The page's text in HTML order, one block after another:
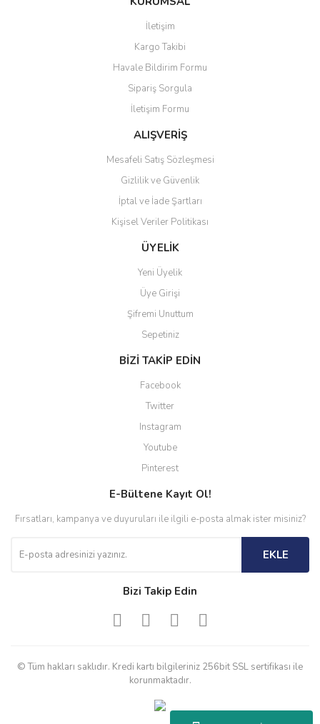
Ürün resmi kalitesiz, bozuk veya görüntülenemiyor.
Ürün açıklamasında eksik bilgiler bulunuyor.
Ürün bilgilerinde hatalar bulunuyor.
Ürün fiyatı diğer sitelerden daha pahalı.
Bu ürüne benzer farklı alternatifler olmalı.
Gönder
İletişim
Kargo Takibi
Havale Bildirim Formu
Sipariş Sorgula
İletişim Formu
ALIŞVERİŞ
Mesafeli Satış Sözleşmesi
Gizlilik ve Güvenlik
İptal ve İade Şartları
Kişisel Veriler Politikası
ÜYELİK
Yeni Üyelik
Üye Girişi
Şifremi Unuttum
Sepetiniz
BİZİ TAKİP EDİN
Facebook
Twitter
Instagram
Youtube
Pinterest
E-Bültene Kayıt Ol!
Fırsatları, kampanya ve duyuruları ile ilgili e-posta almak ister misiniz?
EKLE
Bizi Takip Edin
© Tüm hakları saklıdır. Kredi kartı bilgileriniz 256bit SSL sertifikası ile
korunmaktadır.